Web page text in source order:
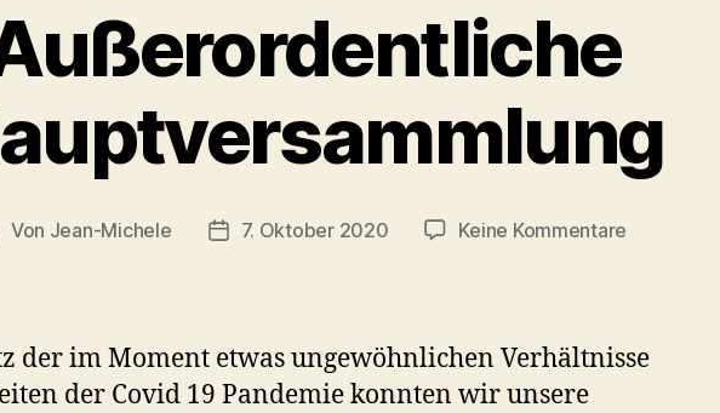
Von Jean-Michele Beitragsdatum
7. Oktober 2020 Keine Kommentare
der im Moment etwas ungewöhnlichen Verhältnisse
der Covid 19 Pandemie konnten wir unsere